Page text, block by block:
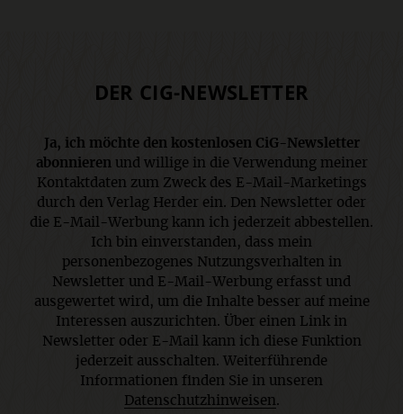
DER CIG-NEWSLETTER
Ja, ich möchte den kostenlosen CiG-Newsletter
abonnierenund willige in die Verwendung meiner
Kontaktdaten zum Zweck des E-Mail-Marketings
durch den Verlag Herder ein. Den Newsletter oder
die E-Mail-Werbung kann ich jederzeit abbestellen.
Ich bin einverstanden, dass mein
personenbezogenes Nutzungsverhalten in
Newsletter und E-Mail-Werbung erfasst und
ausgewertet wird, um die Inhalte besser auf meine
Interessen auszurichten. Über einen Link in
Newsletter oder E-Mail kann ich diese Funktion
jederzeit ausschalten. Weiterführende
Informationen finden Sie in unseren
Datenschutzhinweisen.